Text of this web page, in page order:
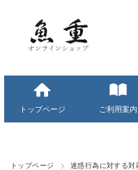
トップページ ご利用案内
トップページ 迷惑行為に対する対